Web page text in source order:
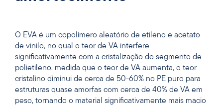
O EVA é um copolímero aleatório de etileno e acetato
de vinilo, no qual o teor de VA interfere
significativamente com a cristalização do segmento de
polietileno. medida que o teor de VA aumenta, o teor
cristalino diminui de cerca de 50-60% no PE puro para
estruturas quase amorfas com cerca de 40% de VA em
peso, tornando o material significativamente mais macio